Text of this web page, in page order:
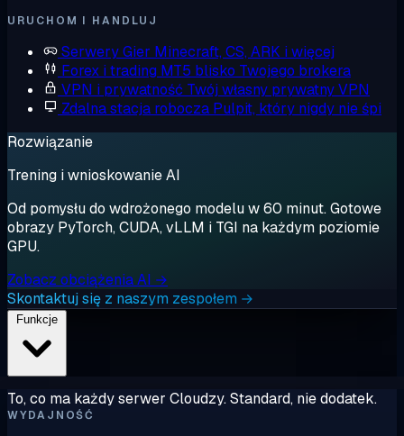
URUCHOM I HANDLUJ
Serwery Gier Minecraft, CS, ARK i więcej
Forex i trading MT5 blisko Twojego brokera
VPN i prywatność Twój własny prywatny VPN
Zdalna stacja robocza Pulpit, który nigdy nie śpi
Rozwiązanie
Trening i wnioskowanie AI
Od pomysłu do wdrożonego modelu w 60 minut. Gotowe
obrazy PyTorch, CUDA, vLLM i TGI na każdym poziomie
GPU.
Zobacz obciążenia AI →
Skontaktuj się z naszym zespołem →
To, co ma każdy serwer Cloudzy. Standard, nie dodatek.
WYDAJNOŚĆ